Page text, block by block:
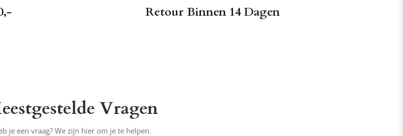
Retour Binnen 14 Dagen
Vragen
je een vraag? We zijn hier om je te helpen.